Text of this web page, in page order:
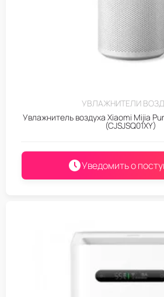
УВЛАЖНИТЕЛИ
Увлажнитель воздуха Xiaomi Mijia
(CJSJSQ01XY)
Уведомить о